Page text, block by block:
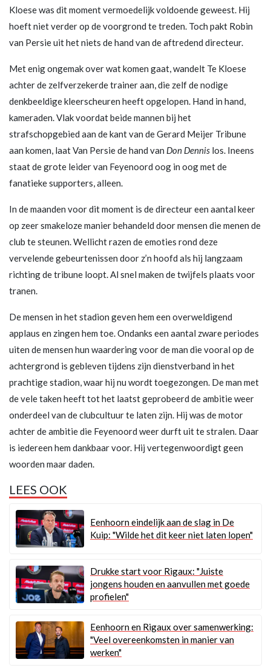
Kloese was dit moment vermoedelijk voldoende geweest. Hij
hoeft niet verder op de voorgrond te treden. Toch pakt Robin
van Persie uit het niets de hand van de aftredend directeur.
Met enig ongemak over wat komen gaat, wandelt Te Kloese
achter de zelfverzekerde trainer aan, die zelf de nodige
denkbeeldige kleerscheuren heeft opgelopen. Hand in hand,
kameraden. Vlak voordat beide mannen bij het
strafschopgebied aan de kant van de Gerard Meijer Tribune
aan komen, laat Van Persie de hand van Don Dennis los. Ineens
staat de grote leider van Feyenoord oog in oog met de
fanatieke supporters, alleen.
In de maanden voor dit moment is de directeur een aantal keer
op zeer smakeloze manier behandeld door mensen die menen de
club te steunen. Wellicht razen de emoties rond deze
vervelende gebeurtenissen door z’n hoofd als hij langzaam
richting de tribune loopt. Al snel maken de twijfels plaats voor
tranen.
De mensen in het stadion geven hem een overweldigend
applaus en zingen hem toe. Ondanks een aantal zware periodes
uiten de mensen hun waardering voor de man die vooral op de
achtergrond is gebleven tijdens zijn dienstverband in het
prachtige stadion, waar hij nu wordt toegezongen. De man met
de vele taken heeft tot het laatst geprobeerd de ambitie weer
onderdeel van de clubcultuur te laten zijn. Hij was de motor
achter de ambitie die Feyenoord weer durft uit te stralen. Daar
is iedereen hem dankbaar voor. Hij vertegenwoordigt geen
woorden maar daden.
LEES OOK
Eenhoorn eindelijk aan de slag in De
Kuip: "Wilde het dit keer niet laten lopen"
Drukke start voor Rigaux: "Juiste
jongens houden en aanvullen met goede
profielen"
Eenhoorn en Rigaux over samenwerking:
"Veel overeenkomsten in manier van
werken"